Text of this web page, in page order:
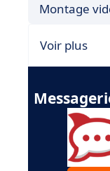
Montage
Voir plus